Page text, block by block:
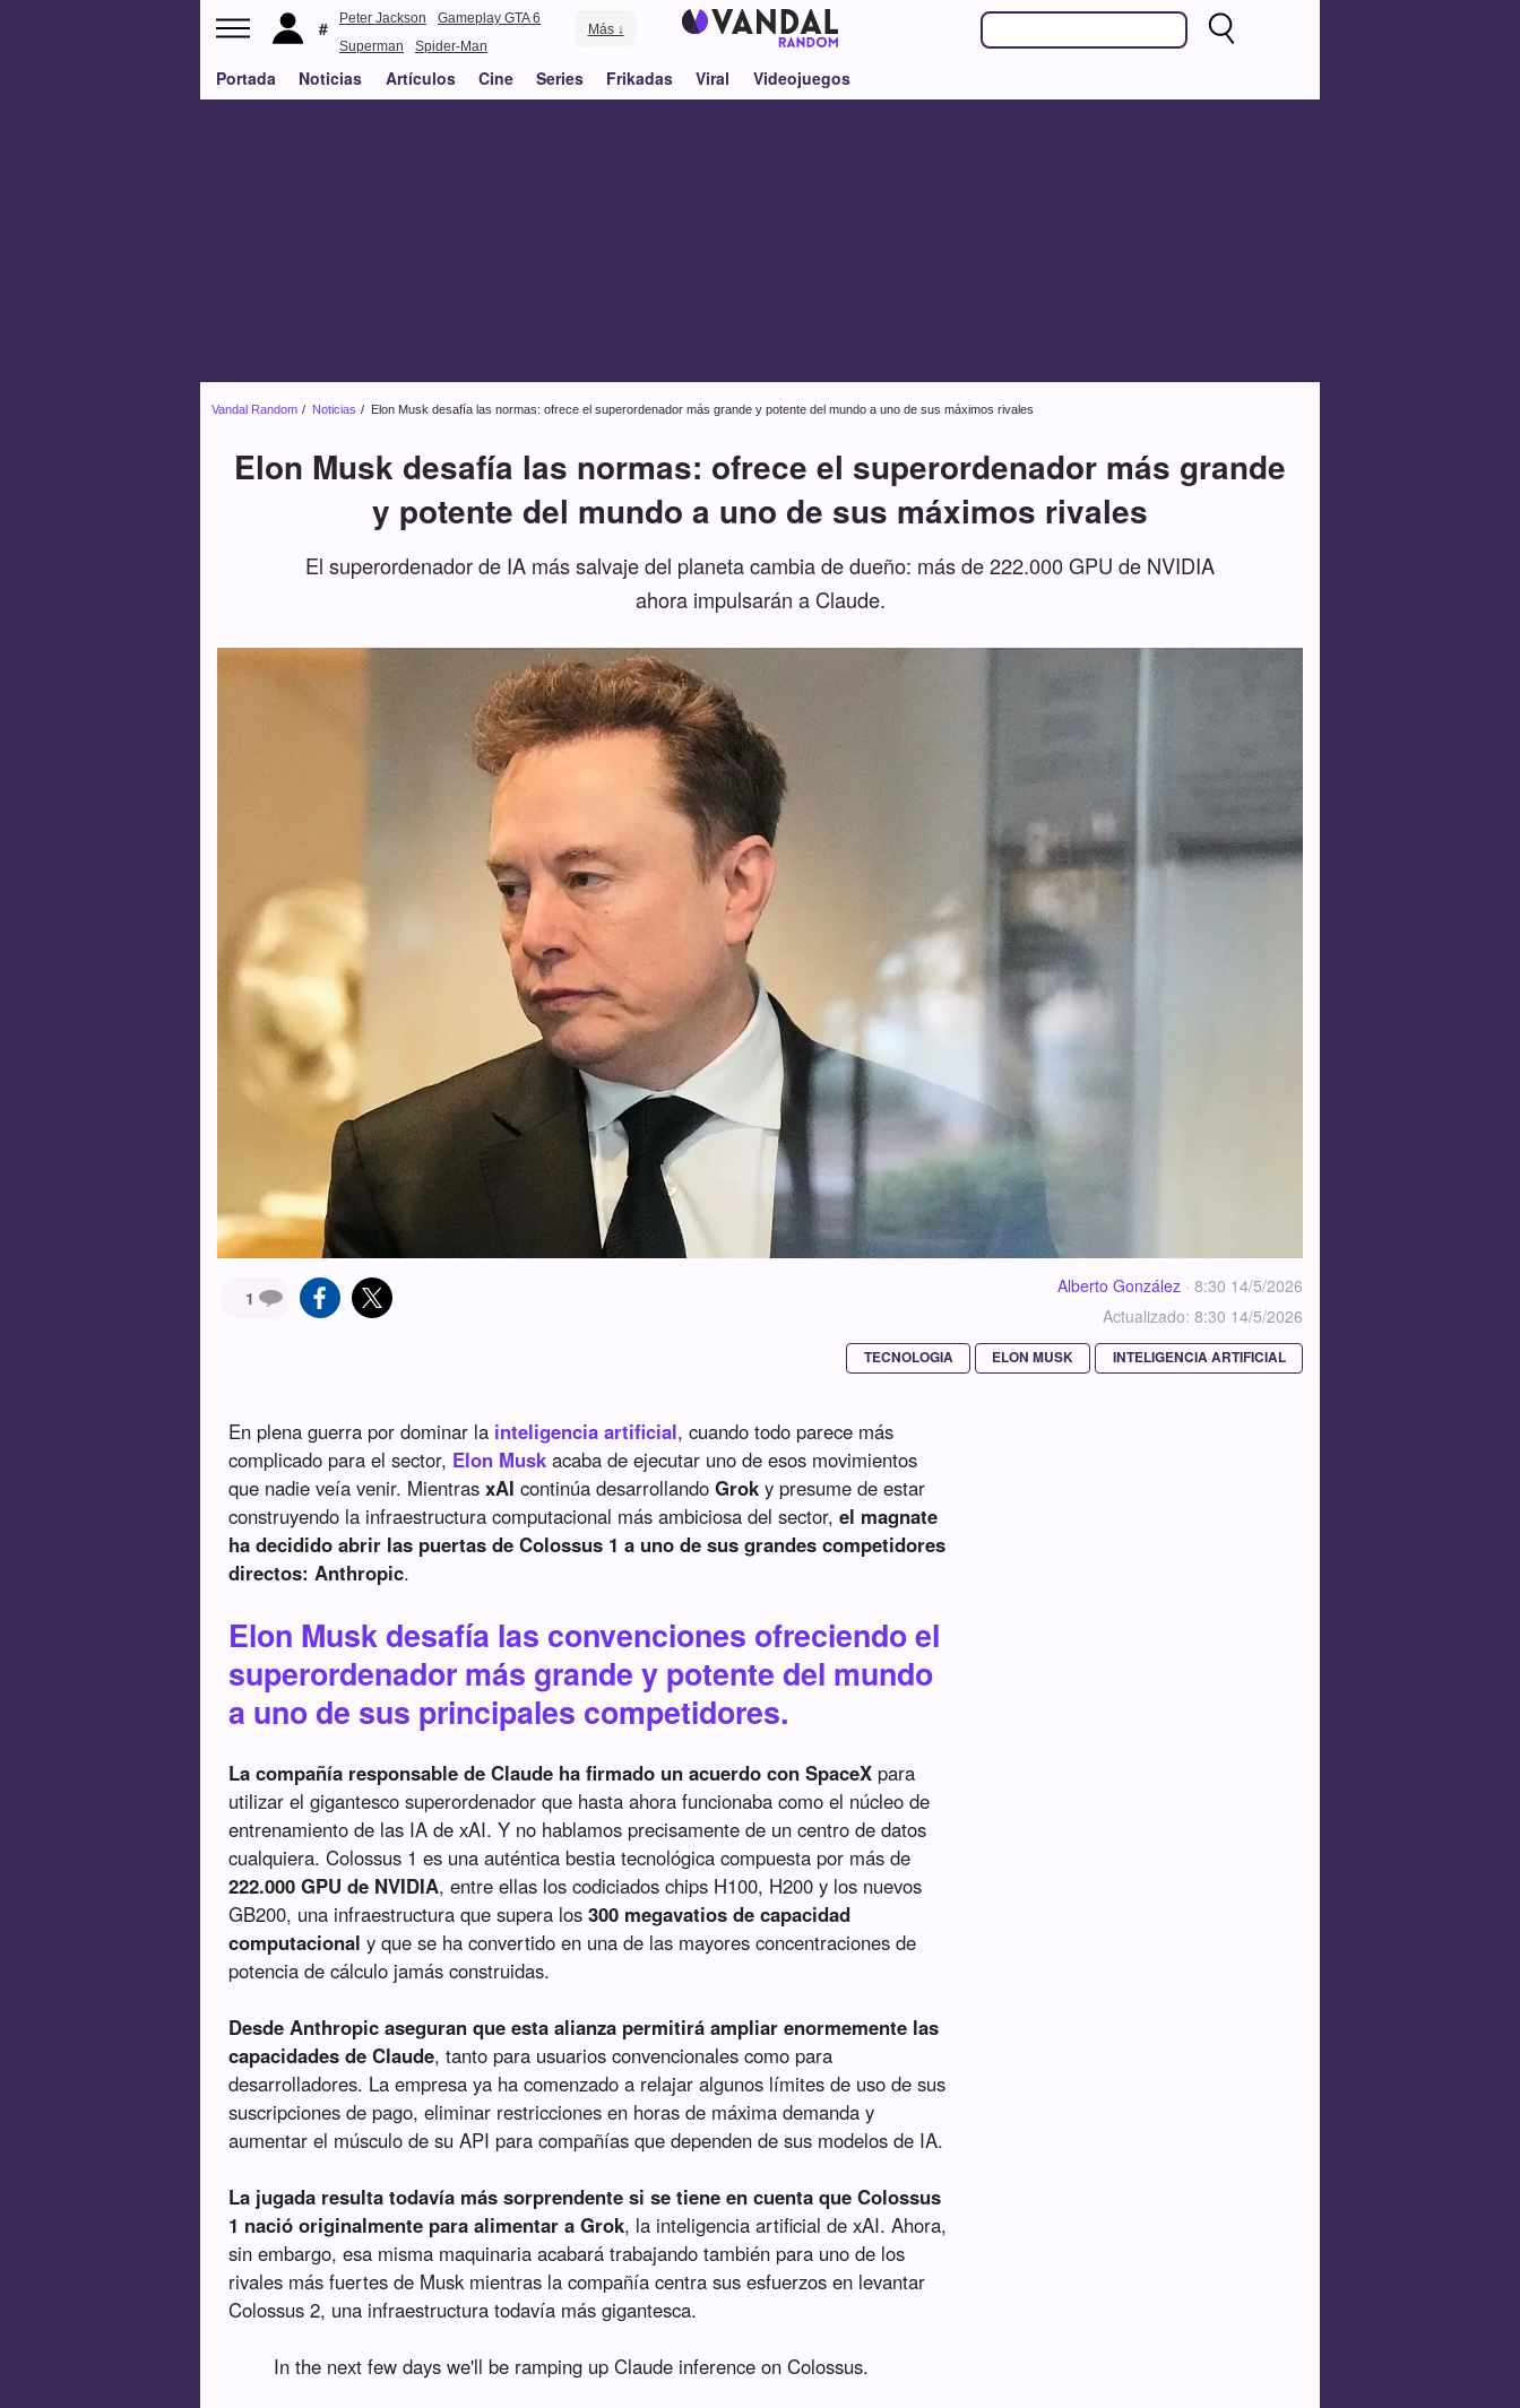
Peter Jackson
Gameplay GTA 6
Superman
Spider-Man
Más ↓
Portada Noticias Artículos Cine Series Frikadas Viral Videojuegos
Vandal Random Noticias Elon Musk desafía las normas: ofrece el superordenador más grande y potente del mundo a uno de sus máximos rivales
Elon Musk desafía las normas: ofrece el superordenador más grande
y potente del mundo a uno de sus máximos rivales
El superordenador de IA más salvaje del planeta cambia de dueño: más de 222.000 GPU de NVIDIA
ahora impulsarán a Claude.
1
Alberto González · 8:30 14/5/2026
Actualizado: 8:30 14/5/2026
TECNOLOGIA ELON MUSK INTELIGENCIA ARTIFICIAL
En plena guerra por dominar la inteligencia artificial, cuando todo parece más
complicado para el sector, Elon Musk acaba de ejecutar uno de esos movimientos
que nadie veía venir. MientrasxAI continúa desarrollandoGrok y presume de estar
construyendo la infraestructura computacional más ambiciosa del sector,el magnate
ha decidido abrir las puertas de Colossus 1 a uno de sus grandes competidores
directos: Anthropic.
Elon Musk desafía las convenciones ofreciendo el
superordenador más grande y potente del mundo
a uno de sus principales competidores.
La compañía responsable de Claude ha firmado un acuerdo con SpaceX para
utilizar el gigantesco superordenador que hasta ahora funcionaba como el núcleo de
entrenamiento de las IA de xAI. Y no hablamos precisamente de un centro de datos
cualquiera. Colossus 1 es una auténtica bestia tecnológica compuesta por más de
222.000 GPU de NVIDIA, entre ellas los codiciados chips H100, H200 y los nuevos
GB200, una infraestructura que supera los300 megavatios de capacidad
computacional y que se ha convertido en una de las mayores concentraciones de
potencia de cálculo jamás construidas.
Desde Anthropic aseguran que esta alianza permitirá ampliar enormemente las
capacidades de Claude, tanto para usuarios convencionales como para
desarrolladores. La empresa ya ha comenzado a relajar algunos límites de uso de sus
suscripciones de pago, eliminar restricciones en horas de máxima demanda y
aumentar el músculo de su API para compañías que dependen de sus modelos de IA.
La jugada resulta todavía más sorprendente si se tiene en cuenta que Colossus
1 nació originalmente para alimentar a Grok, la inteligencia artificial de xAI. Ahora,
sin embargo, esa misma maquinaria acabará trabajando también para uno de los
rivales más fuertes de Musk mientras la compañía centra sus esfuerzos en levantar
Colossus 2, una infraestructura todavía más gigantesca.
In the next few days we'll be ramping up Claude inference on Colossus.